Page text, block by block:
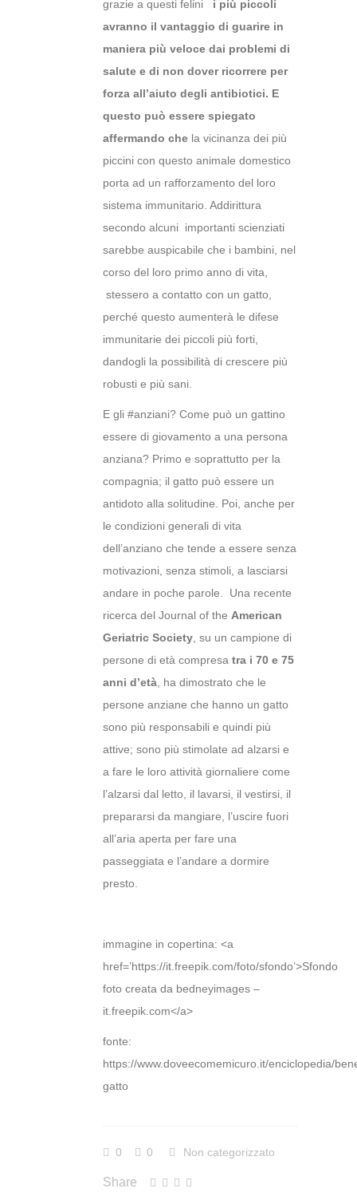
grazie a questi felini i più piccoli
avranno il vantaggio di guarire in
maniera più veloce dai problemi di
salute e di non dover ricorrere per
forza all’aiuto degli antibiotici. E
questo può essere spiegato
affermando che la vicinanza dei più
piccini con questo animale domestico
porta ad un rafforzamento del loro
sistema immunitario. Addirittura
secondo alcuni importanti scienziati
sarebbe auspicabile che i bambini, nel
corso del loro primo anno di vita,
stessero a contatto con un gatto,
perché questo aumenterà le difese
immunitarie dei piccoli più forti,
dandogli la possibilità di crescere più
robusti e più sani.
E gli #anziani? Come può un gattino
essere di giovamento a una persona
anziana? Primo e soprattutto per la
compagnia; il gatto può essere un
antidoto alla solitudine. Poi, anche per
le condizioni generali di vita
dell’anziano che tende a essere senza
motivazioni, senza stimoli, a lasciarsi
andare in poche parole. Una recente
ricerca del Journal of the American
Geriatric Society , su un campione di
persone di età compresa tra i 70 e 75
anni d’età , ha dimostrato che le
persone anziane che hanno un gatto
sono più responsabili e quindi più
attive; sono più stimolate ad alzarsi e
a fare le loro attività giornaliere come
l’alzarsi dal letto, il lavarsi, il vestirsi, il
prepararsi da mangiare, l’uscire fuori
all’aria aperta per fare una
passeggiata e l’andare a dormire
presto.
immagine in copertina: <a
href=’https://it.freepik.com/foto/sfondo’>Sfondo
foto creata da bedneyimages –
it.freepik.com</a>
fonte:
https://www.doveecomemicuro.it/enciclopedia/
gatto
0 0 Non categorizzato
Share